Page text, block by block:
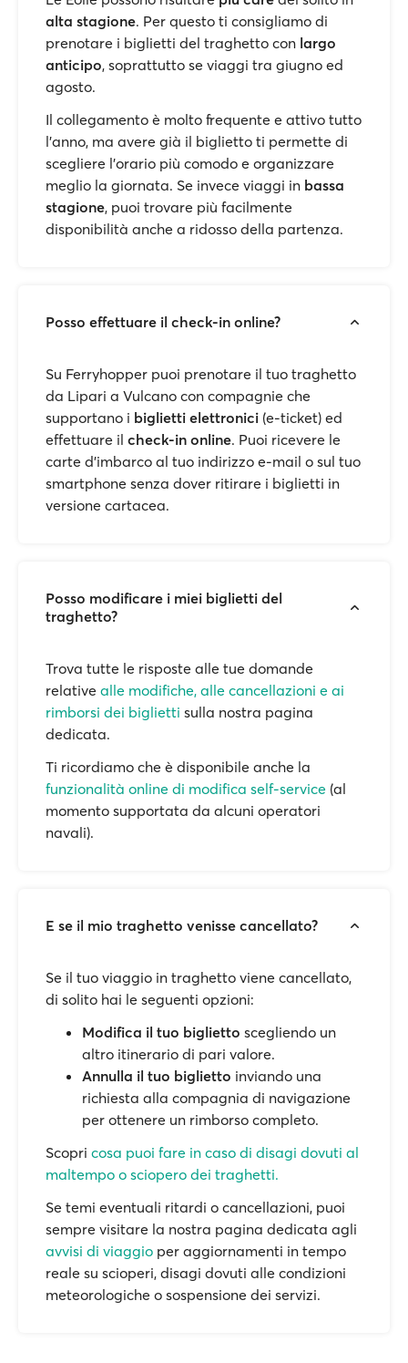
alta stagione. Per questo ti consigliamo di
prenotare i biglietti del traghetto con largo
anticipo, soprattutto se viaggi tra giugno ed
agosto.
Il collegamento è molto frequente e attivo tutto
l’anno, ma avere già il biglietto ti permette di
scegliere l’orario più comodo e organizzare
meglio la giornata. Se invece viaggi in bassa
stagione, puoi trovare più facilmente
disponibilità anche a ridosso della partenza.
Posso effettuare il check-in online?
Su Ferryhopper puoi prenotare il tuo traghetto
da Lipari a Vulcano con compagnie che
supportano i biglietti elettronici (e-ticket) ed
effettuare il check-in online. Puoi ricevere le
carte d'imbarco al tuo indirizzo e-mail o sul tuo
smartphone senza dover ritirare i biglietti in
versione cartacea.
Posso modificare i miei biglietti del
traghetto?
Trova tutte le risposte alle tue domande
relative alle modifiche, alle cancellazioni e ai
rimborsi dei biglietti sulla nostra pagina
dedicata.
Ti ricordiamo che è disponibile anche la
funzionalità online di modifica self-service (al
momento supportata da alcuni operatori
navali).
E se il mio traghetto venisse cancellato?
Se il tuo viaggio in traghetto viene cancellato,
di solito hai le seguenti opzioni:
Modifica il tuo biglietto scegliendo un
altro itinerario di pari valore.
Annulla il tuo biglietto inviando una
richiesta alla compagnia di navigazione
per ottenere un rimborso completo.
Scopri cosa puoi fare in caso di disagi dovuti al
maltempo o sciopero dei traghetti.
Se temi eventuali ritardi o cancellazioni, puoi
sempre visitare la nostra pagina dedicata agli
avvisi di viaggio per aggiornamenti in tempo
reale su scioperi, disagi dovuti alle condizioni
meteorologiche o sospensione dei servizi.